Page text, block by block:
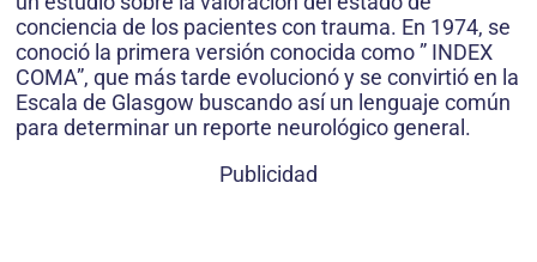
conciencia de los pacientes con trauma. En 1974, se
conoció la primera versión conocida como ” INDEX
COMA”, que más tarde evolucionó y se convirtió en la
Escala de Glasgow buscando así un lenguaje común
para determinar un reporte neurológico general.
Publicidad